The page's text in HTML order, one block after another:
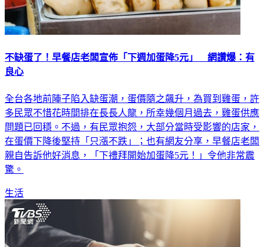
不缺蛋了！早餐店老闆宣佈「下週加蛋降5元」 網讚爆：有
良心
全台各地前陣子陷入缺蛋潮，蛋價隨之飆升，為買到雞蛋，許
多民眾不惜花時間排在長長人龍，所幸幾個月過去，雞蛋供應
問題已回穩。不過，有民眾抱怨，大部分當時受影響的店家，
在蛋價下降後堅持「只漲不跌」；也有網友分享，早餐店老闆
親自告訴他好消息，「下禮拜開始加蛋降5元！」令他非常震
驚。
生活